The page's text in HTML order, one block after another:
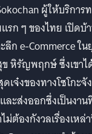
ผู้ให้บริการ
รก ๆ ของไทย เปิดบ้
ก e-Commerce ใ
หิรัญพฤกษ์ ซึ่งเขาไ
เจ๋งของทางโซโกะจัง
ละส่งออกซึ่งเป็นงาน
ต้องกังวลเรื่องเหล่